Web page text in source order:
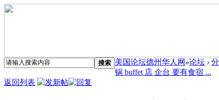
搜索 美国论坛德州华人网 »论坛 ›
锅 buffet 店 企台 要有食宿 ...
返回列表